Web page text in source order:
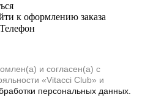
к оформлению заказа
Телефон
и согласен(а) с
«Vitacci Club» и
персональных данных.